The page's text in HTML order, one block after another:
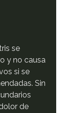
se
y no causa
si se
Sin
de